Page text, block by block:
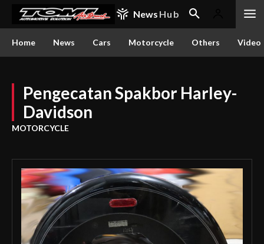
News Hub
Home News Cars Motorcycle Others Video
Pengecatan Spakbor Harley-
Davidson
MOTORCYCLE